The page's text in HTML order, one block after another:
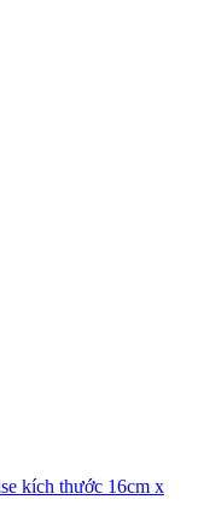
kích thước 16cm x